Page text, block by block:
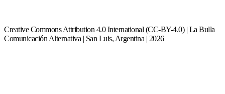
Creative Commons Attribution 4.0 International (CC-BY-4.0) | La Bulla
Comunicación Alternativa | San Luis, Argentina | 2026